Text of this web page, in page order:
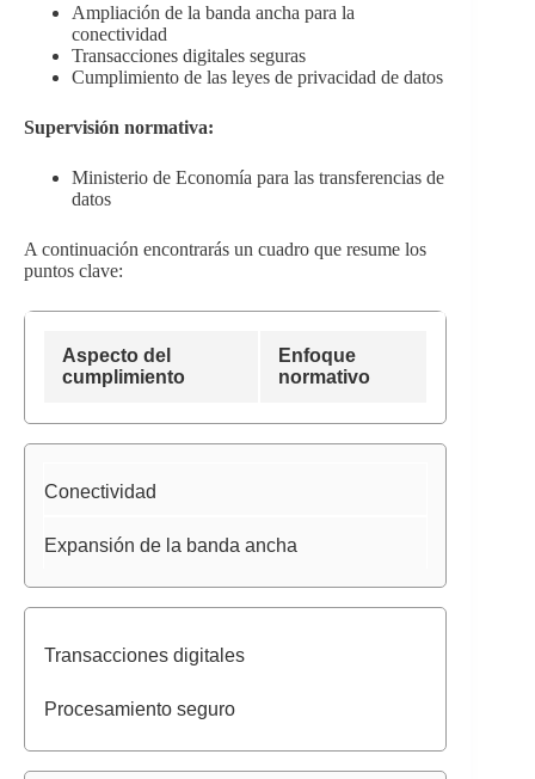
Ampliación de la banda ancha para la
conectividad
Transacciones digitales seguras
Cumplimiento de las leyes de privacidad de datos
Supervisión normativa:
Ministerio de Economía para las transferencias de
datos
A continuación encontrarás un cuadro que resume los
puntos clave:
Aspecto del
cumplimiento
Enfoque
normativo
Conectividad
Expansión de la banda ancha
Transacciones digitales
Procesamiento seguro